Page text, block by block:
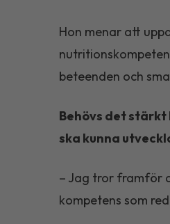
Hon menar att
beteenden och
Behövs det
ska kunna
– Jag tror framför
kompetens som